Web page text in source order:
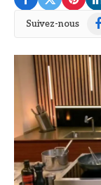
Suivez-nous
© DR